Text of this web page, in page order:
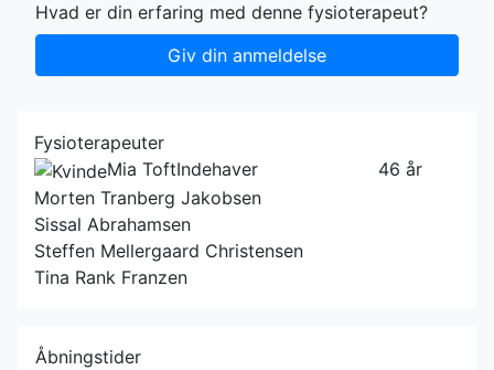
Hvad er din erfaring med denne fysioterapeut?
Giv din anmeldelse
Fysioterapeuter
Mia ToftIndehaver
46 år
Morten Tranberg Jakobsen
Sissal Abrahamsen
Steffen Mellergaard Christensen
Tina Rank Franzen
Åbningstider